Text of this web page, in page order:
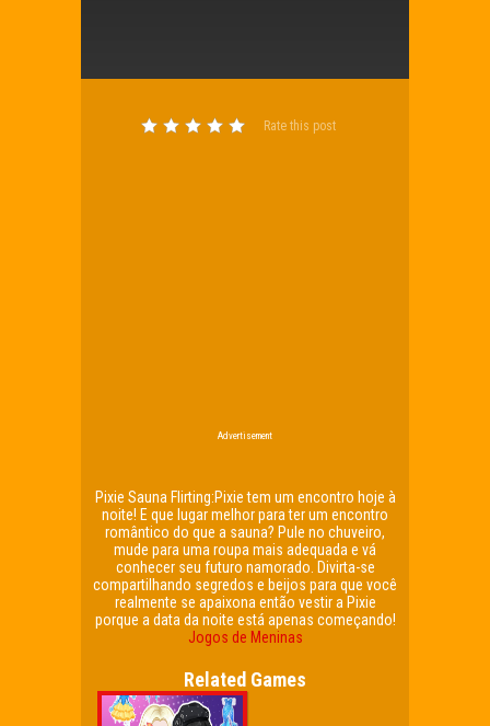
Rate this post
Advertisement
Pixie Sauna Flirting:Pixie tem um encontro hoje à
noite! E que lugar melhor para ter um encontro
romântico do que a sauna? Pule no chuveiro,
mude para uma roupa mais adequada e vá
conhecer seu futuro namorado. Divirta-se
compartilhando segredos e beijos para que você
realmente se apaixona então vestir a Pixie
porque a data da noite está apenas começando!
Jogos de Meninas
Related Games